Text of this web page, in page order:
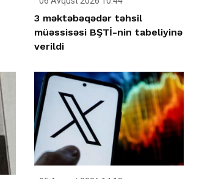
3 məktəbəqədər təhsil
müəssisəsi BŞTİ-nin tabeliyinə
verildi